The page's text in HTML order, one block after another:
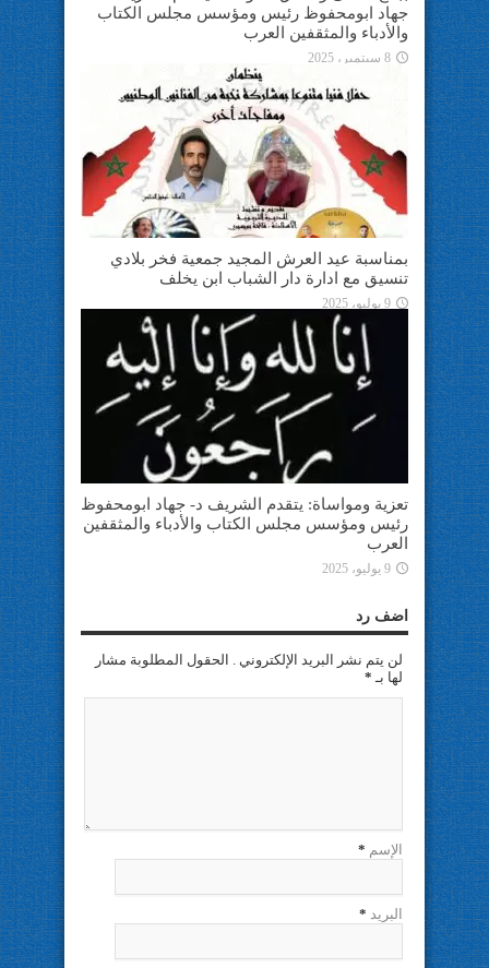
جهاد ابومحفوظ رئيس ومؤسس مجلس الكتاب
والأدباء والمثقفين العرب
8 سبتمبر، 2025
بمناسبة عيد العرش المجيد جمعية فخر بلادي
تنسيق مع ادارة دار الشباب ابن يخلف
9 يوليو، 2025
تعزية ومواساة: يتقدم الشريف د- جهاد ابومحفوظ
رئيس ومؤسس مجلس الكتاب والأدباء والمثقفين
العرب
9 يوليو، 2025
اضف رد
لن يتم نشر البريد الإلكتروني . الحقول المطلوبة مشار
لها بـ *
الإسم *
البريد *